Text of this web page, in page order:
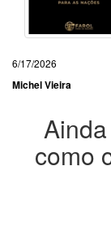
6/17/2026
Michel Vieira
como